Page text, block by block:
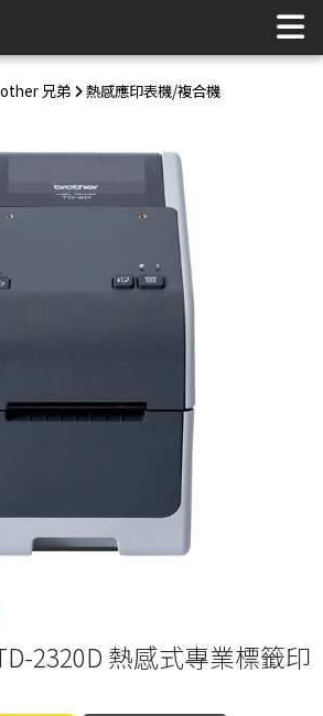
熱感式專業標籤印表機 | 上伊美辦公用
兄弟 熱感應印表機/複合機
2320D 熱感式專業標籤印